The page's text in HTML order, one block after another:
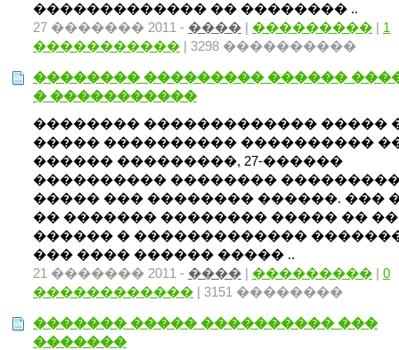
������������� �� �������� ..
27 ������� 2011 - ���� | ��������� | 1
����������� | 3298 ����������
�������� ��������� ������
� �����������
�������� ������������� �����
����� ���������� ����������
������ ���������, 27-������
���������� ��������
����� ��� �������� ������. ���
�� ������� �������� ����� ��
������ � �������������
��� ���� ������ ����� ..
21 ������� 2011 - ���� | ��������� | 0
������������ | 3151 ��������
������� ����� ���������� ���
�������